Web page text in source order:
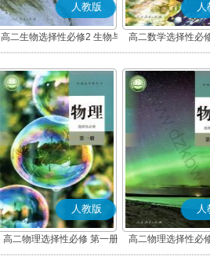
人教版
高二生物选择性必修2 生物与
环境
人
高二数学选择性必
(A版)
人教版
高二物理选择性必修 第一册
人
高二物理选择性必